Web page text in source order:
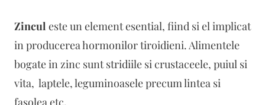
Zincul este un element esential, fiind si el implicat
in producerea hormonilor tiroidieni. Alimentele
bogate in zinc sunt stridiile si crustaceele, puiul si
vita, laptele, leguminoasele precum lintea si
fasolea etc.